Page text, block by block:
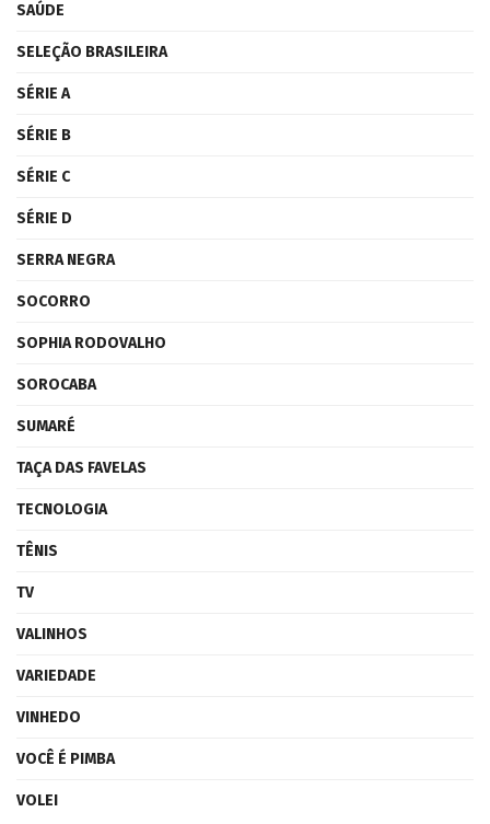
SAÚDE
SELEÇÃO BRASILEIRA
SÉRIE A
SÉRIE B
SÉRIE C
SÉRIE D
SERRA NEGRA
SOCORRO
SOPHIA RODOVALHO
SOROCABA
SUMARÉ
TAÇA DAS FAVELAS
TECNOLOGIA
TÊNIS
TV
VALINHOS
VARIEDADE
VINHEDO
VOCÊ É PIMBA
VOLEI